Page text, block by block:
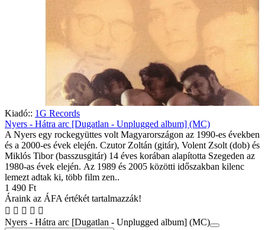
Kiadó:: 1G Records
Nyers - Hátra arc [Dugatlan - Unplugged album] (MC)
A Nyers egy rockegyüttes volt Magyarországon az 1990-es években
és a 2000-es évek elején. Czutor Zoltán (gitár), Volent Zsolt (dob) és
Miklós Tibor (basszusgitár) 14 éves korában alapította Szegeden az
1980-as évek elején. Az 1989 és 2005 közötti időszakban kilenc
lemezt adtak ki, több film zen..
1 490 Ft
Áraink az ÁFA értékét tartalmazzák!
Nyers - Hátra arc [Dugatlan - Unplugged album] (MC)